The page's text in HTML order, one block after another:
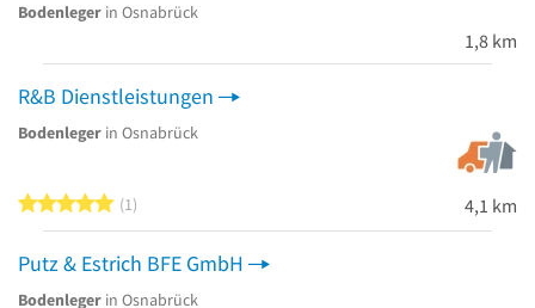
Bodenleger in Osnabrück
1,8 km
R&B Dienstleistungen
Bodenleger in Osnabrück
5 von 5 Sternen
1 4,1 km
Putz & Estrich BFE GmbH
Bodenleger in Osnabrück